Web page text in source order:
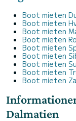
Boot mieten
Boot mieten
Boot mieten
Boot mieten
Boot mieten
Boot mieten
Boot mieten
Boot mieten
Boot mieten
Dalmatien